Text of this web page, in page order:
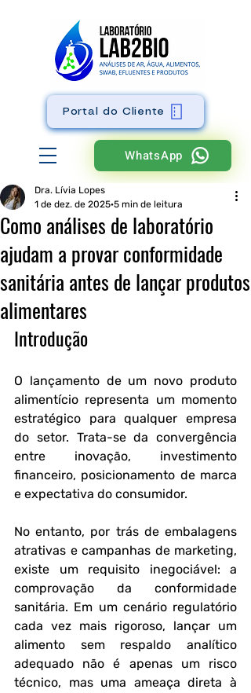
WhatsApp
Portal do Cliente
Como análises de laboratório
ajudam a provar conformidade
sanitária antes de lançar produtos
alimentares
Dra. Lívia Lopes
1 de dez. de 2025 5 min de leitura
Introdução
O lançamento de um novo produto
alimentício representa um momento
estratégico para qualquer empresa
do setor. Trata-se da convergência
entre inovação, investimento
financeiro, posicionamento de marca
e expectativa do consumidor.
No entanto, por trás de embalagens
atrativas e campanhas de marketing,
existe um requisito inegociável: a
comprovação da conformidade
sanitária. Em um cenário regulatório
cada vez mais rigoroso, lançar um
alimento sem respaldo analítico
adequado não é apenas um risco
técnico, mas uma ameaça direta à